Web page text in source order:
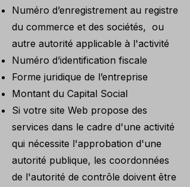
Numéro d’enregistrement au registre
du commerce et des sociétés, ou
autre autorité applicable à l'activité
Numéro d’identification fiscale
Forme juridique de l’entreprise
Montant du Capital Social
Si votre site Web propose des
services dans le cadre d'une activité
qui nécessite l'approbation d'une
autorité publique, les coordonnées
de l'autorité de contrôle doivent être